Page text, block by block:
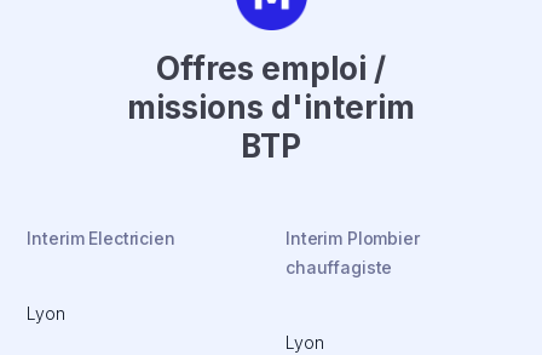
Offres emploi /
missions d'interim
BTP
Interim Electricien
Lyon
Interim Plombier
chauffagiste
Lyon